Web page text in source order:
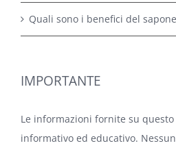
Quali sono i benefici del
IMPORTANTE
Le informazioni fornite su questo
informativo ed educativo.